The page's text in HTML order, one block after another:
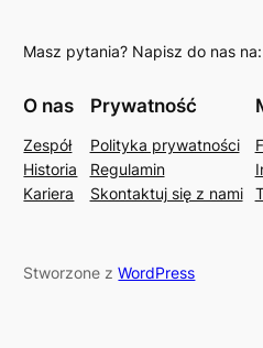
Masz pytania? Napisz do nas
O nas
Zespół
Historia
Kariera
Prywatność
Polityka prywatności
Regulamin
Skontaktuj się z nami
Stworzone zWordPress